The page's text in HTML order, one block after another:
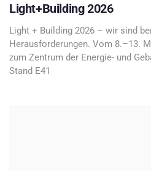
Light+Building 2026
Light + Building 2026 – wir sind
Herausforderungen. Vom 8.–13.
zum Zentrum der Energie- und
Stand E41